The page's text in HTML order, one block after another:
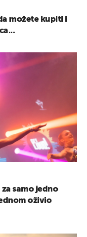
možete kupiti i
samo jedno
oživio